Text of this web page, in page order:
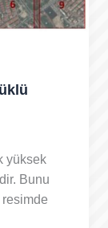
yüksek
Bunu